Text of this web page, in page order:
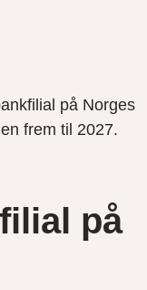
på Norges
frem til 2027.
på